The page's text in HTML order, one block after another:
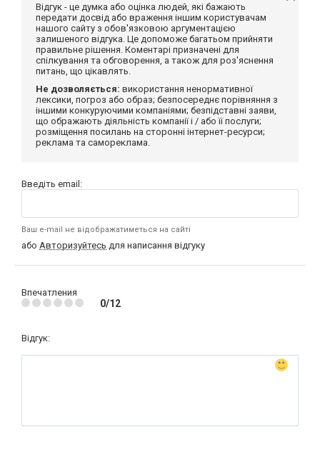
Відгук - це думка або оцінка людей, які бажають
передати досвід або враження іншим користувачам
нашого сайту з обов'язковою аргументацією
залишеного відгука. Це допоможе багатьом прийняти
правильне рішення. Коментарі призначені для
спілкування та обговорення, а також для роз'яснення
питань, що цікавлять.
Не дозволяється: використання ненормативної
лексики, погроз або образ; безпосереднє порівняння з
іншими конкуруючими компаніями; безпідставні заяви,
що ображають діяльність компанії і / або її послуги;
розміщення посилань на сторонні інтернет-ресурси;
реклама та самореклама.
Введіть email:
Ваш e-mail не відображатиметься на сайті
або Авторизуйтесь для написання відгуку
Впечатления
0/12
Відгук: